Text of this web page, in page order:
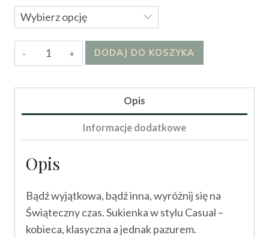
ilość
Sukienka
DODAJ DO KOSZYKA
Opis
Informacje dodatkowe
Opis
Bądź wyjątkowa, bądź inna, wyróżnij się na
Świąteczny czas. Sukienka w stylu Casual –
kobieca, klasyczna a jednak pazurem.